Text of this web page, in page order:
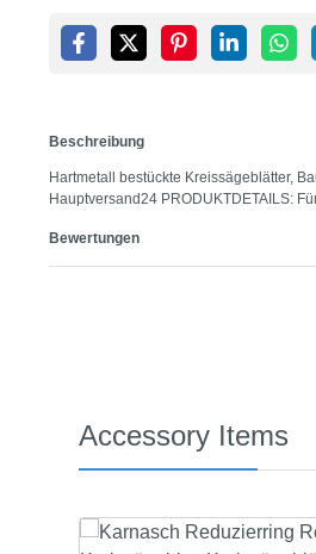
Beschreibung
Hartmetall bestückte Kreissägeblätter,
Hauptversand24 PRODUKTDETAILS:
Bewertungen
Produktgalerie überspringen
Accessory Items